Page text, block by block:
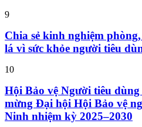
9
Chia sẻ kinh nghiệm
lá vì sức khỏe người tiêu
10
Hội Bảo vệ Người tiêu
mừng Đại hội Hội Bảo vệ
Ninh nhiệm kỳ 2025–2030